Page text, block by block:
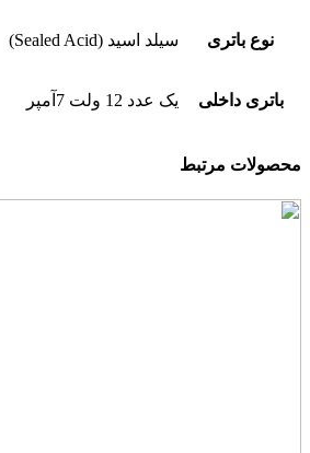
نوع باتری سیلد اسید (Sealed Acid)
باتری داخلی یک عدد 12 ولت 7آمپر
محصولات مرتبط